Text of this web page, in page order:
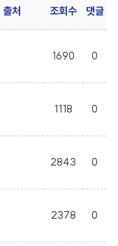
출처 조회수 댓글
1690 0
1118 0
2843 0
2378 0